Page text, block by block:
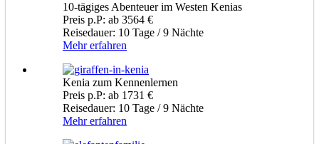
10-tägiges Abenteuer im Westen Kenias
Preis p.P: ab 3564 €
Reisedauer: 10 Tage / 9 Nächte
Mehr erfahren
Kenia zum Kennenlernen
Preis p.P: ab 1731 €
Reisedauer: 10 Tage / 9 Nächte
Mehr erfahren